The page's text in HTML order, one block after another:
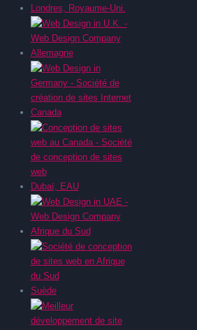
Londres, Royaume-Uni.
Allemagne
Canada
Dubaï, EAU
Afrique du Sud
Suède